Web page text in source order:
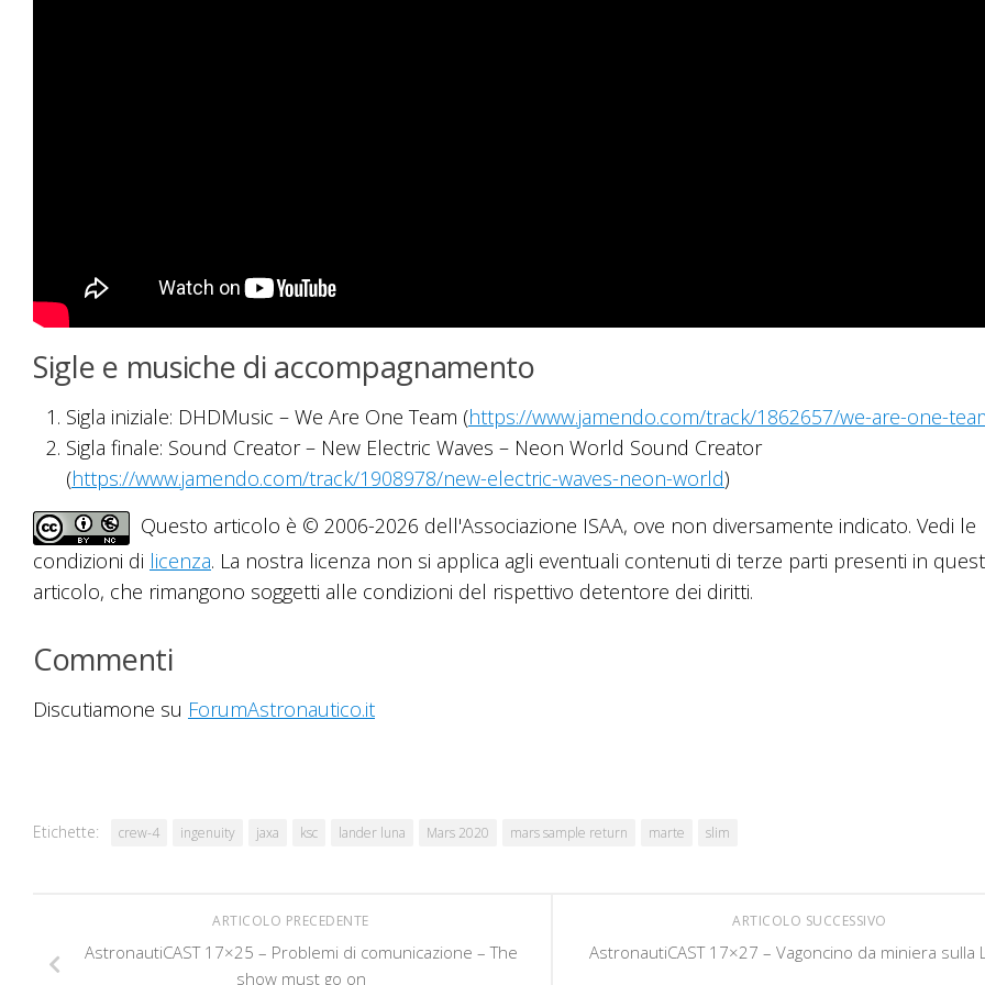
Sigle e musiche di accompagnamento
Sigla iniziale: DHDMusic – We Are One Team (https://www.jamendo.com/track/1862657/we-are-one-
Sigla finale: Sound Creator – New Electric Waves – Neon World Sound Creator
(https://www.jamendo.com/track/1908978/new-electric-waves-neon-world)
Questo articolo è © 2006-2026 dell'Associazione ISAA, ove non diversamente indicato. Vedi le
condizioni di licenza. La nostra licenza non si applica agli eventuali contenuti di terze parti presenti in
articolo, che rimangono soggetti alle condizioni del rispettivo detentore dei diritti.
Commenti
Discutiamone su ForumAstronautico.it
Etichette: crew-4 ingenuity jaxa ksc lander luna Mars 2020 mars sample return marte slim
ARTICOLO SUCCESSIVO
AstronautiCAST 17×27 – Vagoncino da miniera sulla
ARTICOLO PRECEDENTE
AstronautiCAST 17×25 – Problemi di comunicazione – The
show must go on